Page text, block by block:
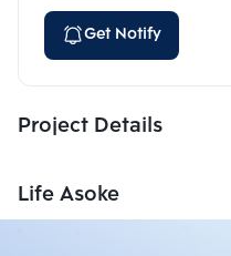
Get Notify
Project Details
Life Asoke